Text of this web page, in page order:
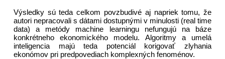
Výsledky sú teda celkom povzbudivé aj napriek tomu, že
autori nepracovali s dátami dostupnými v minulosti (real time
data) a metódy machine learningu nefungujú na báze
konkrétneho ekonomického modelu. Algoritmy a umelá
inteligencia majú teda potenciál korigovať zlyhania
ekonómov pri predpovediach komplexných fenoménov.